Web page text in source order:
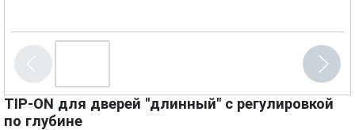
TIP-ON для дверей "длинный" с регулировкой
по глубине